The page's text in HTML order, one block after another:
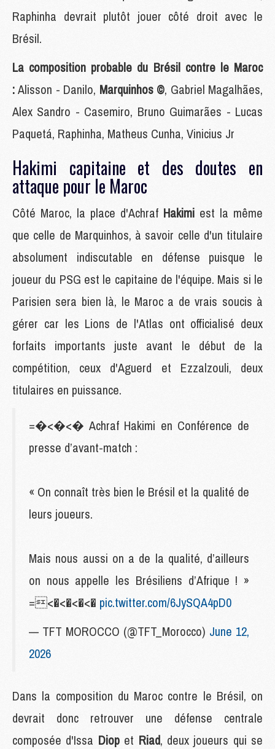
Raphinha devrait plutôt jouer côté droit avec le
Brésil.
La composition probable du Brésil contre le Maroc
:Alisson - Danilo, Marquinhos ©, Gabriel Magalhães,
Alex Sandro - Casemiro, Bruno Guimarães - Lucas
Paquetá, Raphinha, Matheus Cunha, Vinicius Jr
Hakimi capitaine et des doutes en
attaque pour le Maroc
Côté Maroc, la place d'Achraf Hakimi est la même
que celle de Marquinhos, à savoir celle d'un titulaire
absolument indiscutable en défense puisque le
joueur du PSG est le capitaine de l'équipe. Mais si le
Parisien sera bien là, le Maroc a de vrais soucis à
gérer car les Lions de l'Atlas ont officialisé deux
forfaits importants juste avant le début de la
compétition, ceux d'Aguerd et Ezzalzouli, deux
titulaires en puissance.
=�<�<� Achraf Hakimi en Conférence de
presse d’avant-match :
« On connaît très bien le Brésil et la qualité de
leurs joueurs.
Mais nous aussi on a de la qualité, d’ailleurs
on nous appelle les Brésiliens d’Afrique ! »
=<�<�<�<� pic.twitter.com/6JySQA4pD0
— TFT MOROCCO (@TFT_Morocco) June 12,
2026
Dans la composition du Maroc contre le Brésil, on
devrait donc retrouver une défense centrale
composée d'Issa Diop et Riad, deux joueurs qui se